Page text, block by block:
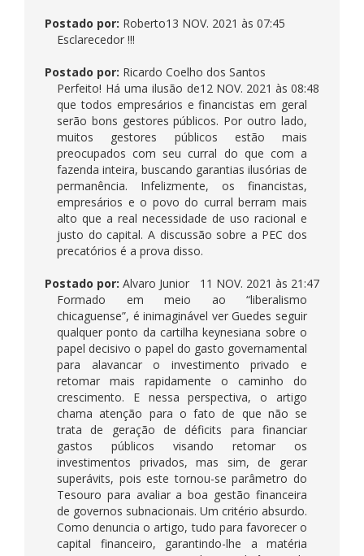
Postado por: Roberto13 NOV. 2021 às 07:45
Esclarecedor !!!
Postado por: Ricardo Coelho dos Santos
12 NOV. 2021 às 08:48
Perfeito! Há uma ilusão de
que todos empresários e financistas em geral
serão bons gestores públicos. Por outro lado,
muitos gestores públicos estão mais
preocupados com seu curral do que com a
fazenda inteira, buscando garantias ilusórias de
permanência. Infelizmente, os financistas,
empresários e o povo do curral berram mais
alto que a real necessidade de uso racional e
justo do capital. A discussão sobre a PEC dos
precatórios é a prova disso.
Postado por: Alvaro Junior
11 NOV. 2021 às 21:47
Formado em meio ao “liberalismo
chicaguense”, é inimaginável ver Guedes seguir
qualquer ponto da cartilha keynesiana sobre o
papel decisivo o papel do gasto governamental
para alavancar o investimento privado e
retomar mais rapidamente o caminho do
crescimento. E nessa perspectiva, o artigo
chama atenção para o fato de que não se
trata de geração de déficits para financiar
gastos públicos visando retomar os
investimentos privados, mas sim, de gerar
superávits, pois este tornou-se parâmetro do
Tesouro para avaliar a boa gestão financeira
de governos subnacionais. Um critério absurdo.
Como denuncia o artigo, tudo para favorecer o
capital financeiro, garantindo-lhe a matéria